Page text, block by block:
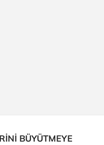
BÜYÜTMEYE